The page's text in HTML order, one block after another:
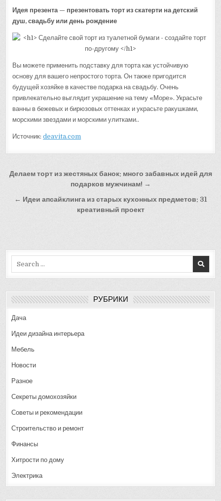
Идея презента — презентовать торт из скатерти на детский
душ, свадьбу или день рождение
Вы можете применить подставку для торта как устойчивую
основу для вашего непростого торта. Он также пригодится
будущей хозяйке в качестве подарка на свадьбу. Очень
привлекательно выглядит украшение на тему «Море». Украсьте
ванны в бежевых и бирюзовых оттенках и украсьте ракушками,
морскими звездами и морскими улитками..
Источник:deavita.com
Навигация
записям
Делаем торт из жестяных банок: много забавных идей для
подарков мужчинам! →
← Идеи апсайклинга из старых кухонных предметов: 31
креативный проект
РУБРИКИ
Дача
Идеи дизайна интерьера
Мебель
Новости
Разное
Секреты домохозяйки
Советы и рекомендации
Строительство и ремонт
Финансы
Хитрости по дому
Электрика